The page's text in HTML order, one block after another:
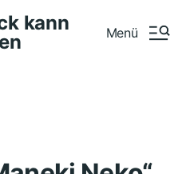
kann
Menü